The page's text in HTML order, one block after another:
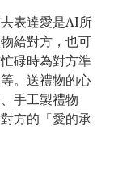
表達愛是AI所
給對方，也可
碌時為對方準
。送禮物的心
手工製禮物
方的「愛的承